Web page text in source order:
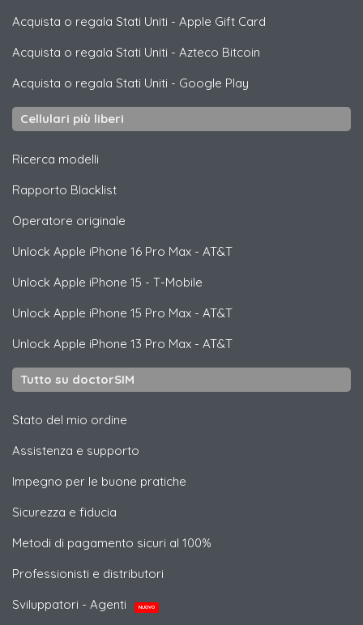
Acquista o regala Stati Uniti - Apple Gift Card
Acquista o regala Stati Uniti - Azteco Bitcoin
Acquista o regala Stati Uniti - Google Play
Cellulari più liberi
Ricerca modelli
Rapporto Blacklist
Operatore originale
Unlock Apple iPhone 16 Pro Max - AT&T
Unlock Apple iPhone 15 - T-Mobile
Unlock Apple iPhone 15 Pro Max - AT&T
Unlock Apple iPhone 13 Pro Max - AT&T
Tutto su doctorSIM
Stato del mio ordine
Assistenza e supporto
Impegno per le buone pratiche
Sicurezza e fiducia
Metodi di pagamento sicuri al 100%
Professionisti e distributori
Sviluppatori - Agenti
NUOVO